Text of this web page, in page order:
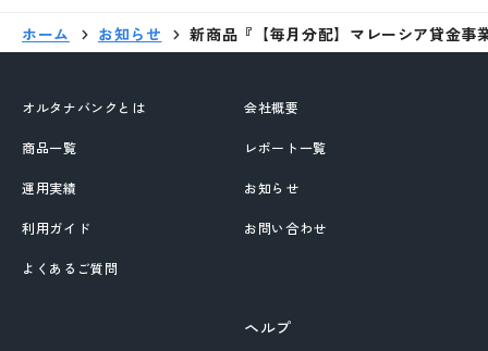
ホーム お知らせ 新商品『【毎月分配】マレーシア貸金事
オルタナバンクとは
商品一覧
運用実績
利用ガイド
よくあるご質問
会社概要
レポート一覧
お知らせ
お問い合わせ
ヘルプ